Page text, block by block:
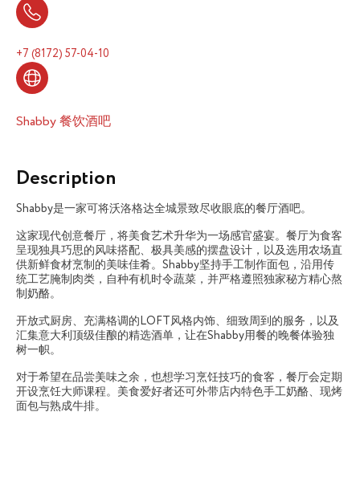
+7 (8172) 57-04-10
Shabby 餐饮酒吧
Description
Shabby是一家可将沃洛格达全城景致尽收眼底的餐厅酒吧。
这家现代创意餐厅，将美食艺术升华为一场感官盛宴。餐厅为食客
呈现独具巧思的风味搭配、极具美感的摆盘设计，以及选用农场直
供新鲜食材烹制的美味佳肴。Shabby坚持手工制作面包，沿用传
统工艺腌制肉类，自种有机时令蔬菜，并严格遵照独家秘方精心熬
制奶酪。
开放式厨房、充满格调的LOFT风格内饰、细致周到的服务，以及
汇集意大利顶级佳酿的精选酒单，让在Shabby用餐的晚餐体验独
树一帜。
对于希望在品尝美味之余，也想学习烹饪技巧的食客，餐厅会定期
开设烹饪大师课程。美食爱好者还可外带店内特色手工奶酪、现烤
面包与熟成牛排。